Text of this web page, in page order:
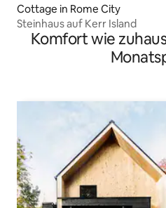
Cottage in Rome City
Steinhaus auf Kerr Island
Komfort wie